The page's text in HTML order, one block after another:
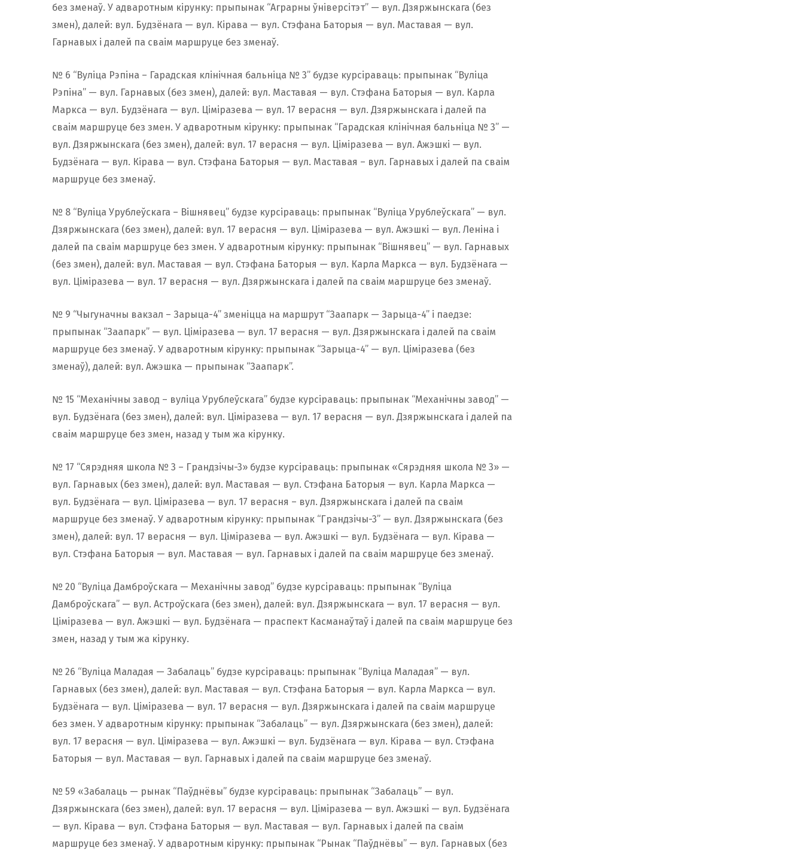
без зменаў. У адваротным кірунку: прыпынак “Аграрны ўніверсітэт” — вул. Дзяржынскага (без
змен), далей: вул. Будзёнага — вул. Кірава — вул. Стэфана Баторыя — вул. Маставая — вул.
Гарнавых і далей па сваім маршруце без зменаў.
№ 6 “Вуліца Рэпіна – Гарадская клінічная бальніца № 3” будзе курсіраваць: прыпынак “Вуліца
Рэпіна” — вул. Гарнавых (без змен), далей: вул. Маставая — вул. Стэфана Баторыя — вул. Карла
Маркса — вул. Будзёнага — вул. Ціміразева — вул. 17 верасня — вул. Дзяржынскага і далей па
сваім маршруце без змен. У адваротным кірунку: прыпынак “Гарадская клінічная бальніца № 3” —
вул. Дзяржынскага (без змен), далей: вул. 17 верасня — вул. Ціміразева — вул. Ажэшкі — вул.
Будзёнага — вул. Кірава — вул. Стэфана Баторыя — вул. Маставая – вул. Гарнавых і далей па сваім
маршруце без зменаў.
№ 8 “Вуліца Урублеўскага – Вішнявец” будзе курсіраваць: прыпынак “Вуліца Урублеўскага” — вул.
Дзяржынскага (без змен), далей: вул. 17 верасня — вул. Ціміразева — вул. Ажэшкі — вул. Леніна і
далей па сваім маршруце без змен. У адваротным кірунку: прыпынак “Вішнявец” — вул. Гарнавых
(без змен), далей: вул. Маставая — вул. Стэфана Баторыя — вул. Карла Маркса — вул. Будзёнага —
вул. Ціміразева — вул. 17 верасня — вул. Дзяржынскага і далей па сваім маршруце без зменаў.
№ 9 “Чыгуначны вакзал – Зарыца-4” зменіцца на маршрут “Заапарк — Зарыца-4” і паедзе:
прыпынак “Заапарк” — вул. Ціміразева — вул. 17 верасня — вул. Дзяржынскага і далей па сваім
маршруце без зменаў. У адваротным кірунку: прыпынак “Зарыца-4” — вул. Ціміразева (без
зменаў), далей: вул. Ажэшка — прыпынак “Заапарк”.
№ 15 “Механічны завод – вуліца Урублеўскага” будзе курсіраваць: прыпынак “Механічны завод” —
вул. Будзёнага (без змен), далей: вул. Ціміразева — вул. 17 верасня — вул. Дзяржынскага і далей па
сваім маршруце без змен, назад у тым жа кірунку.
№ 17 “Сярэдняя школа № 3 – Грандзічы-3» будзе курсіраваць: прыпынак «Сярэдняя школа № 3» —
вул. Гарнавых (без змен), далей: вул. Маставая — вул. Стэфана Баторыя — вул. Карла Маркса —
вул. Будзёнага — вул. Ціміразева — вул. 17 верасня – вул. Дзяржынскага і далей па сваім
маршруце без зменаў. У адваротным кірунку: прыпынак “Грандзічы-3” — вул. Дзяржынскага (без
змен), далей: вул. 17 верасня — вул. Ціміразева — вул. Ажэшкі — вул. Будзёнага — вул. Кірава —
вул. Стэфана Баторыя — вул. Маставая — вул. Гарнавых і далей па сваім маршруце без зменаў.
№ 20 “Вуліца Дамброўскага — Механічны завод” будзе курсіраваць: прыпынак “Вуліца
Дамброўскага” — вул. Астроўскага (без змен), далей: вул. Дзяржынскага — вул. 17 верасня — вул.
Ціміразева — вул. Ажэшкі — вул. Будзёнага — праспект Касманаўтаў і далей па сваім маршруце без
змен, назад у тым жа кірунку.
№ 26 “Вуліца Маладая — Забалаць” будзе курсіраваць: прыпынак “Вуліца Маладая” — вул.
Гарнавых (без змен), далей: вул. Маставая — вул. Стэфана Баторыя — вул. Карла Маркса — вул.
Будзёнага — вул. Ціміразева — вул. 17 верасня — вул. Дзяржынскага і далей па сваім маршруце
без змен. У адваротным кірунку: прыпынак “Забалаць” — вул. Дзяржынскага (без змен), далей:
вул. 17 верасня — вул. Ціміразева — вул. Ажэшкі — вул. Будзёнага — вул. Кірава — вул. Стэфана
Баторыя — вул. Маставая — вул. Гарнавых і далей па сваім маршруце без зменаў.
№ 59 «Забалаць — рынак “Паўднёвы” будзе курсіраваць: прыпынак “Забалаць” — вул.
Дзяржынскага (без змен), далей: вул. 17 верасня — вул. Ціміразева — вул. Ажэшкі — вул. Будзёнага
— вул. Кірава — вул. Стэфана Баторыя — вул. Маставая — вул. Гарнавых і далей па сваім
маршруце без зменаў. У адваротным кірунку: прыпынак “Рынак “Паўднёвы” — вул. Гарнавых (без